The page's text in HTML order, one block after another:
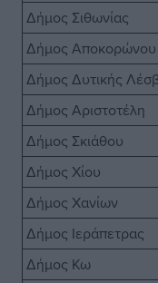
Δήμος Σιθωνίας
Δήμος Αποκορώνου
Δήμος Δυτικής
Δήμος Αριστοτέλη
Δήμος Σκιάθου
Δήμος Χίου
Δήμος Χανίων
Δήμος Ιεράπετρας
Δήμος Κω